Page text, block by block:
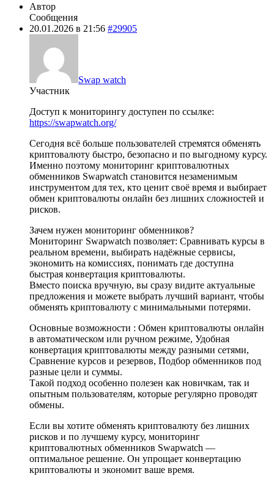
Автор
Сообщения
20.01.2026 в 21:56 #29905
Swap watch
Участник
Доступ к мониторингу доступен по ссылке:
https://swapwatch.org/
Сегодня всё больше пользователей стремятся обменять
криптовалюту быстро, безопасно и по выгодному курсу.
Именно поэтому мониторинг криптовалютных
обменников Swapwatch становится незаменимым
инструментом для тех, кто ценит своё время и выбирает
обмен криптовалюты онлайн без лишних сложностей и
рисков.
Зачем нужен мониторинг обменников?
Мониторинг Swapwatch позволяет: Сравнивать курсы в
реальном времени, выбирать надёжные сервисы,
экономить на комиссиях, понимать где доступна
быстрая конвертация криптовалюты.
Вместо поиска вручную, вы сразу видите актуальные
предложения и можете выбрать лучший вариант, чтобы
обменять криптовалюту с минимальными потерями.
Основные возможности : Обмен криптовалюты онлайн
в автоматическом или ручном режиме, Удобная
конвертация криптовалюты между разными сетями,
Сравнение курсов и резервов, Подбор обменников под
разные цели и суммы.
Такой подход особенно полезен как новичкам, так и
опытным пользователям, которые регулярно проводят
обмены.
Если вы хотите обменять криптовалюту без лишних
рисков и по лучшему курсу, мониторинг
криптовалютных обменников Swapwatch —
оптимальное решение. Он упрощает конвертацию
криптовалюты и экономит ваше время.